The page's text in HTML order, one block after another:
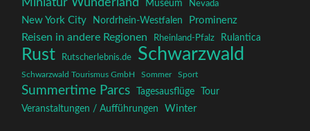
Museum Nevada
New York City Nordrhein-Westfalen Prominenz
Reisen in andere Regionen Rheinland-Pfalz Rulantica
Rust Rutscherlebnis.de Schwarzwald
Schwarzwald Tourismus GmbH Sommer Sport
Summertime Parcs Tagesausflüge
Tour
Veranstaltungen / Aufführungen
Winter